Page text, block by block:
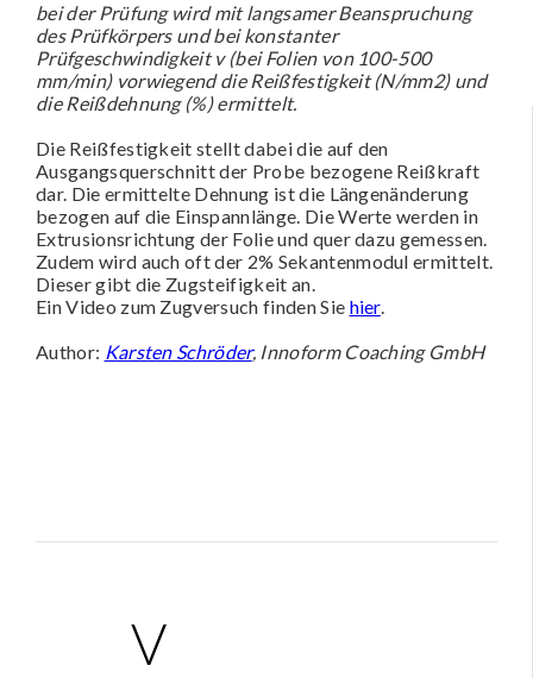
bei der Prüfung wird mit langsamer Beanspruchung
des Prüfkörpers und bei konstanter
Prüfgeschwindigkeit v (bei Folien von 100-500
mm/min) vorwiegend die Reißfestigkeit (N/mm2) und
die Reißdehnung (%) ermittelt.
Die Reißfestigkeit stellt dabei die auf den
Ausgangsquerschnitt der Probe bezogene Reißkraft
dar. Die ermittelte Dehnung ist die Längenänderung
bezogen auf die Einspannlänge. Die Werte werden in
Extrusionsrichtung der Folie und quer dazu gemessen.
Zudem wird auch oft der 2% Sekantenmodul ermittelt.
Dieser gibt die Zugsteifigkeit an.
Ein Video zum Zugversuch finden Sie hier.
Author: Karsten Schröder, Innoform Coaching GmbH
V